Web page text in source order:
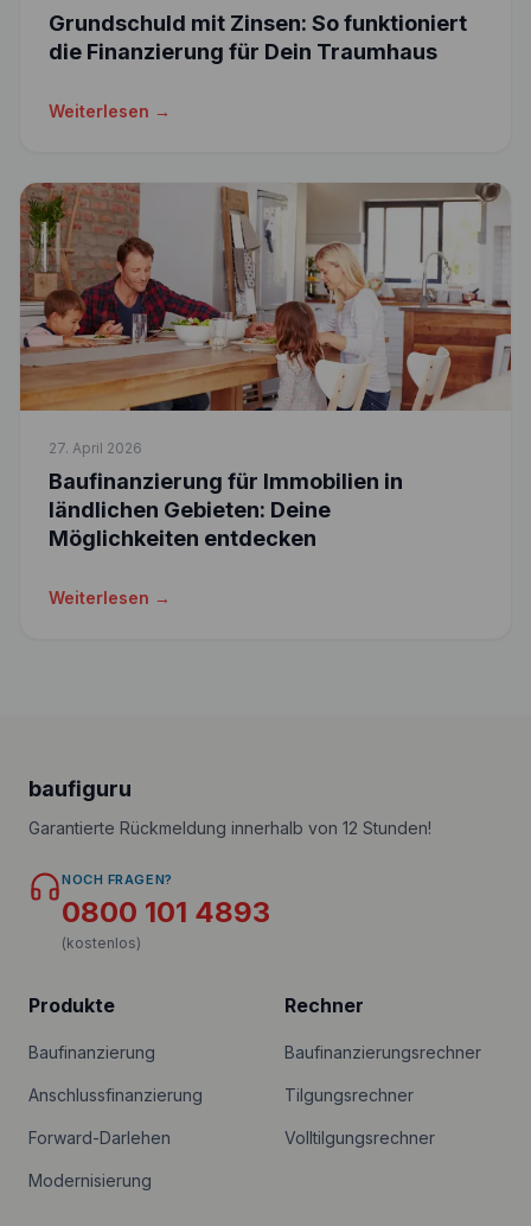
Grundschuld mit Zinsen: So funktioniert
die Finanzierung für Dein Traumhaus
Weiterlesen →
27. April 2026
Baufinanzierung für Immobilien in
ländlichen Gebieten: Deine
Möglichkeiten entdecken
Weiterlesen →
baufiguru
Garantierte Rückmeldung innerhalb von 12 Stunden!
NOCH FRAGEN?
0800 101 4893
(kostenlos)
Produkte
Baufinanzierung
Anschlussfinanzierung
Forward-Darlehen
Modernisierung
Rechner
Baufinanzierungsrechner
Tilgungsrechner
Volltilgungsrechner